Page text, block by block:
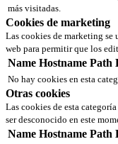
más visitadas.
Cookies de marketing
Las cookies de marketing se
web para permitir que los
Name Hostname Path
No hay cookies en esta
Otras cookies
Las cookies de esta
ser desconocido en este
Name Hostname Path